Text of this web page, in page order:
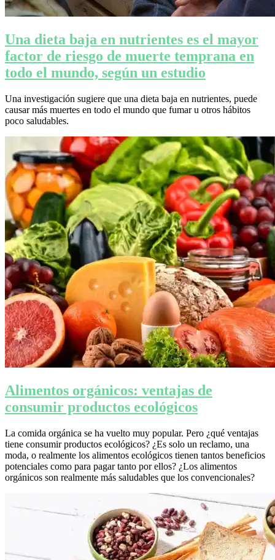
Una dieta baja en nutrientes es el mayor
factor de riesgo de muerte temprana en
todo el mundo, según un estudio
Una investigación sugiere que una dieta baja en nutrientes, puede
causar más muertes en todo el mundo que fumar u otros hábitos
poco saludables.
Alimentos orgánicos: ventajas de
consumir productos ecológicos
La comida orgánica se ha vuelto muy popular. Pero ¿qué ventajas
tiene consumir productos ecológicos? ¿Es solo un reclamo, una
moda, o realmente los alimentos ecológicos tienen tantos beneficios
potenciales como para pagar tanto por ellos? ¿Los alimentos
orgánicos son realmente más saludables que los convencionales?